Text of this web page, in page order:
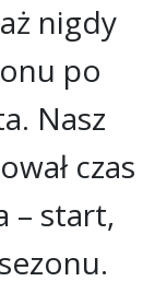
nigdy
po
Nasz
czas
– start,